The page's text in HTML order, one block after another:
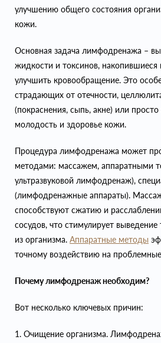
улучшению общего состояния
кожи.
Основная задача лимфодренажа –
жидкости и токсинов, накопившиеся
улучшить кровообращение. Это
страдающих от отечности,
(покраснения, сыпь, акне) или
молодость и здоровье кожи.
Процедура лимфодренажа может
методами: массажем, аппаратными
ультразвуковой лимфодренаж),
(лимфодренажные аппараты).
способствуют сжатию и
сосудов, что стимулирует
из организма. Аппаратные методы
точному воздействию на
Почему лимфодренаж необходим?
Вот несколько ключевых причин:
1. Очищение организма.